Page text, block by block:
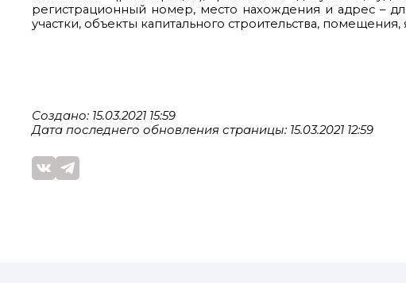
регистрационный номер, место нахождения и адрес –
участки, объекты капитального строительства,
Создано: 15.03.2021 15:59
Дата последнего обновления страницы: 15.03.2021 12:59